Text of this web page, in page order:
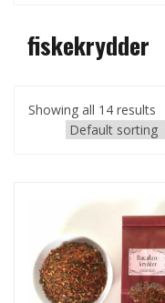
fiskekrydder
Showing all 14 results